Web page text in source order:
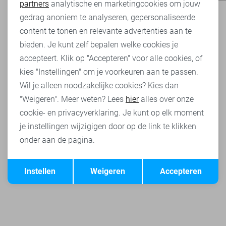
Marketing cookies
Terug Opslaan
partners analytische en marketingcookies om jouw
gedrag anoniem te analyseren, gepersonaliseerde
content te tonen en relevante advertenties aan te
bieden. Je kunt zelf bepalen welke cookies je
accepteert. Klik op "Accepteren" voor alle cookies, of
kies "Instellingen" om je voorkeuren aan te passen.
Wil je alleen noodzakelijke cookies? Kies dan
"Weigeren". Meer weten? Lees hieralles over onze
cookie- en privacyverklaring. Je kunt op elk moment
je instellingen wijzigigen door op de link te klikken
onder aan de pagina.
Accepteren
Weigeren
Instellen